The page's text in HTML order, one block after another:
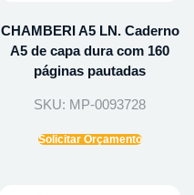
CHAMBERI A5 LN. Caderno
A5 de capa dura com 160
páginas pautadas
SKU: MP-0093728
Solicitar Orçamento